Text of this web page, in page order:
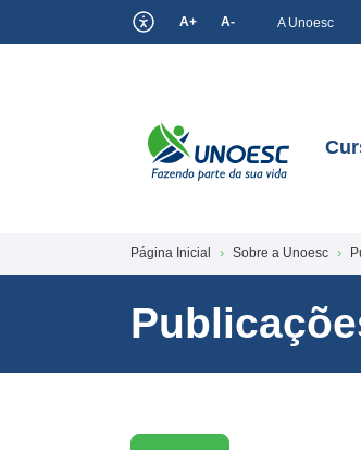
A+ A- A Unoesc
Página Inicial Sobre a Unoesc